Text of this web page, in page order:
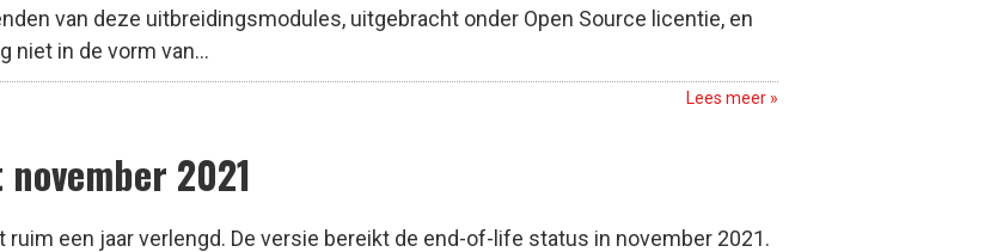
van deze uitbreidingsmodules, uitgebracht onder Open Source licentie, en
niet in de vorm van...
Lees meer »
2021
een jaar verlengd. De versie bereikt de end-of-life status in november 2021.